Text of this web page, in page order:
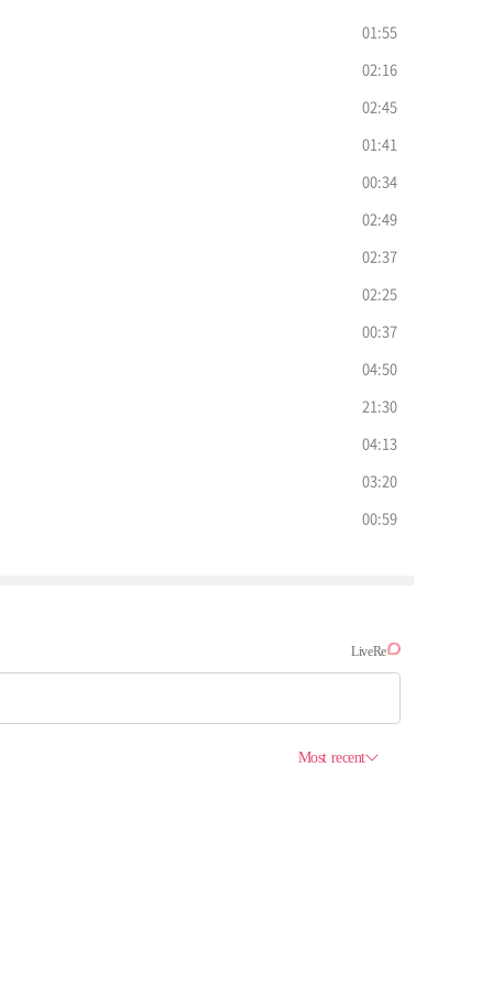
01:55
02:16
02:45
01:41
00:34
02:49
02:37
02:25
00:37
04:50
21:30
04:13
03:20
00:59